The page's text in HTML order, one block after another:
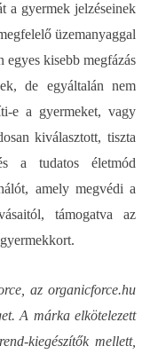
a gyermek jelzéseinek
üzemanyaggal
kisebb megfázás
de egyáltalán nem
e a gyermeket, vagy
kiválasztott, tiszta
a tudatos életmód
amely megvédi a
támogatva az
az organicforce.hu
A márka elkötelezett
kiegészítők mellett,